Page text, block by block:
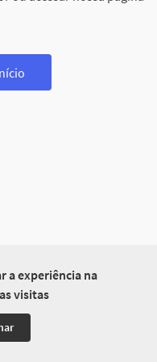
a experiência na
visitas